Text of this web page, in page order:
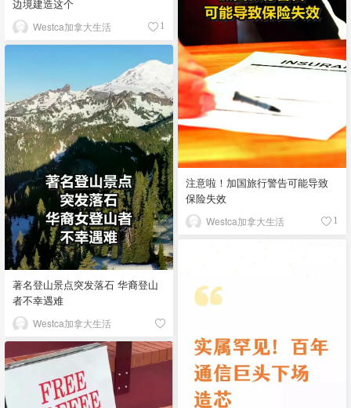
边境建造这个
Westca加拿大生活 1
注意啦！加国旅行警告可能导致
保险失效
Westca加拿大生活 1
著名登山景点突发落石 华裔登山
者不幸遇难
Westca加拿大生活